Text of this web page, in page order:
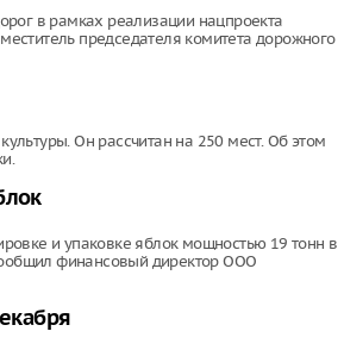
в рамках реализации нацпроекта
председателя комитета дорожного
Он рассчитан на 250 мест. Об этом
и упаковке яблок мощностью 19 тонн в
финансовый директор ООО